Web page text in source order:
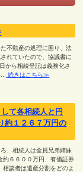
不動産の処理に困り、法
れていたので、協議書に
から相続登記は義務化さ
続きはこちら≫
て各相続人と円
約１２６７万円の
、相続人は全員兄弟姉妹
約６６００万円、有価証券
談者は遺産分割をどのよ